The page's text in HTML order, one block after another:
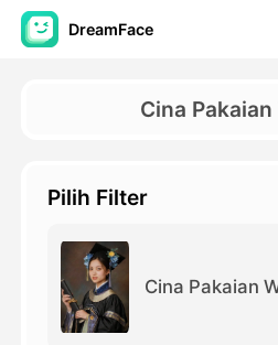
DreamFace
Video AI
Foto AI
Alat lainnya
Cina
Pilih Filter
Cina Pakaian